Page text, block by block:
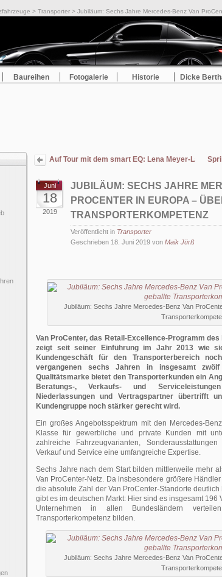
> Transporter > Jubiläum: Sechs Jahre Mercedes-Benz Van
Baureihen Fotogalerie Historie Dicke
Auf Tour mit dem smart EQ: Lena Meyer-Landrut
Juni
18
2019
JUBILÄUM: SECHS JAHRE
PROCENTER IN EUROPA –
TRANSPORTERKOMPETENZ
Veröffentlicht in Transporter
Geschrieben 18. Juni 2019 von Maik Jürß
Jubiläum: Sechs Jahre Mercedes-Benz Van
Van ProCenter, das Retail-Excellence-Programm
zeigt seit seiner Einführung im Jahr 2013 wie
Kundengeschäft für den Transporterbereich
vergangenen sechs Jahren in insgesamt
Qualitätsmarke bietet den Transporterkunden ein
Beratungs-, Verkaufs- und
Niederlassungen und Vertragspartner übertrifft
Kundengruppe noch stärker gerecht wird.
Ein großes Angebotsspektrum mit den Mercedes-
Klasse für gewerbliche und private Kunden mit
zahlreiche Fahrzeugvarianten,
Verkauf und Service eine umfangreiche Expertise.
Sechs Jahre nach dem Start bilden mittlerweile mehr
Van ProCenter-Netz. Da insbesondere größere
die absolute Zahl der Van ProCenter-Standorte
gibt es im deutschen Markt: Hier sind es insgesamt 196
Unternehmen in allen Bundesländern
Transporterkompetenz bilden.
Jubiläum: Sechs Jahre Mercedes-Benz Van